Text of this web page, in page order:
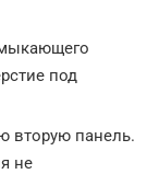
под
вторую панель.
не